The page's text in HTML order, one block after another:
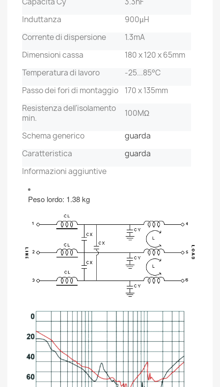
Induttanza
900µH
Corrente di dispersione
1.3mA
Dimensioni cassa
180 x 120 x 65mm
Temperatura di lavoro
-25...85°C
Passo dei fori di montaggio
170 x 135mm
Resistenza dell'isolamento
min.
100MΩ
Schema generico
guarda
Caratteristica
guarda
Informazioni aggiuntive
Peso lordo: 1.38 kg